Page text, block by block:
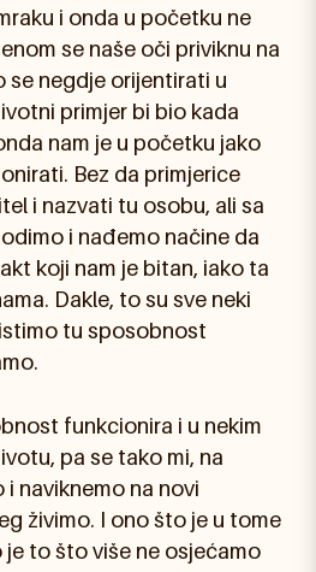
i onda u početku ne
se naše oči priviknu na
se negdje orijentirati u
primjer bi bio kada
nam je u početku jako
Bez da primjerice
i nazvati tu osobu, ali sa
i nađemo načine da
koji nam je bitan, iako ta
Dakle, to su sve neki
tu sposobnost
funkcionira i u nekim
pa se tako mi, na
naviknemo na novi
živimo. I ono što je u tome
to što više ne osjećamo